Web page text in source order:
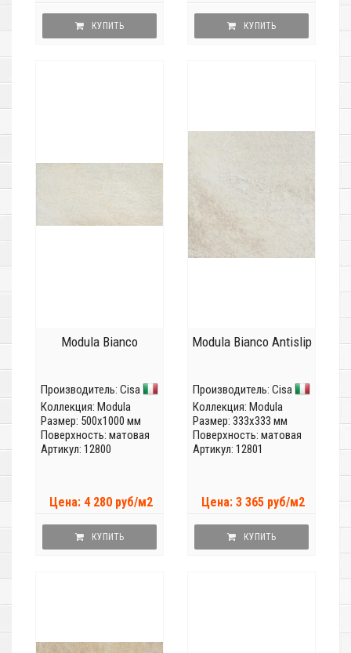
КУПИТЬ КУПИТЬ
Modula Bianco
Производитель: Cisa
Коллекция: Modula
Размер: 500x1000 мм
Поверхность: матовая
Артикул: 12800
Цена: 4 280 руб/м2
КУПИТЬ
Modula Bianco Antislip
Производитель: Cisa
Коллекция: Modula
Размер: 333x333 мм
Поверхность: матовая
Артикул: 12801
Цена: 3 365 руб/м2
КУПИТЬ